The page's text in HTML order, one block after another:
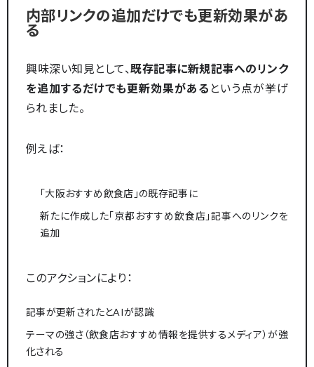
内部リンクの追加だけでも更新効果があ
る
興味深い知見として、既存記事に新規記事へのリンク
を追加するだけでも更新効果がある という点が挙げ
られました。
例えば：
「大阪おすすめ飲食店」の既存記事に
新たに作成した「京都おすすめ飲食店」記事へのリンクを
追加
このアクションにより：
記事が更新されたとAIが認識
テーマの強さ（飲食店おすすめ情報を提供するメディア）が強
化される